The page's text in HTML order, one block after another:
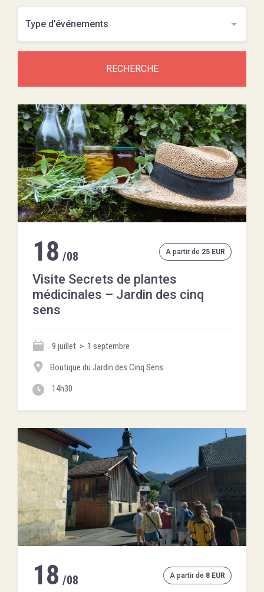
RECHERCHE
18 /08
Visite Secrets de plantes
médicinales – Jardin des cinq
sens
A partir de 25 EUR
9 juillet > 1 septembre
Boutique du Jardin des Cinq Sens
14h30
18 /08 A partir de 8 EUR